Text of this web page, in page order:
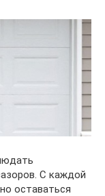
С каждой
оставаться